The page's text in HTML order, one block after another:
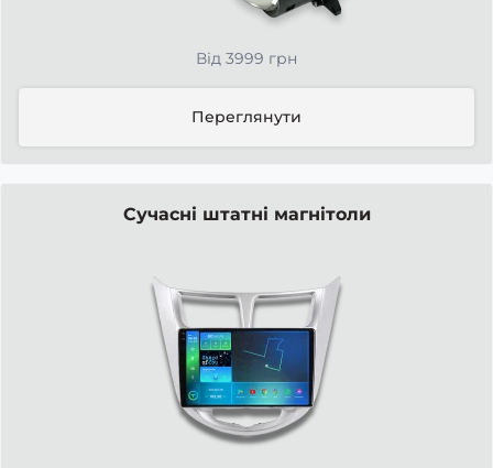
Від 3999 грн
Переглянути
Сучасні штатні магнітоли